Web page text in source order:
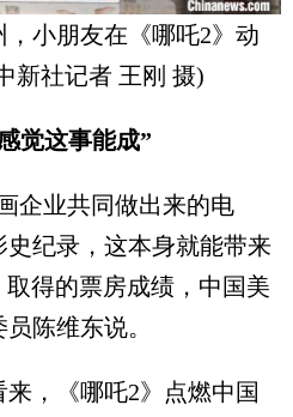
，小朋友在《哪吒2》动
新社记者 王刚 摄)
觉这事能成”
业共同做出来的电
纪录，这本身就能带来
得的票房成绩，中国美
陈维东说。
，《哪吒2》点燃中国